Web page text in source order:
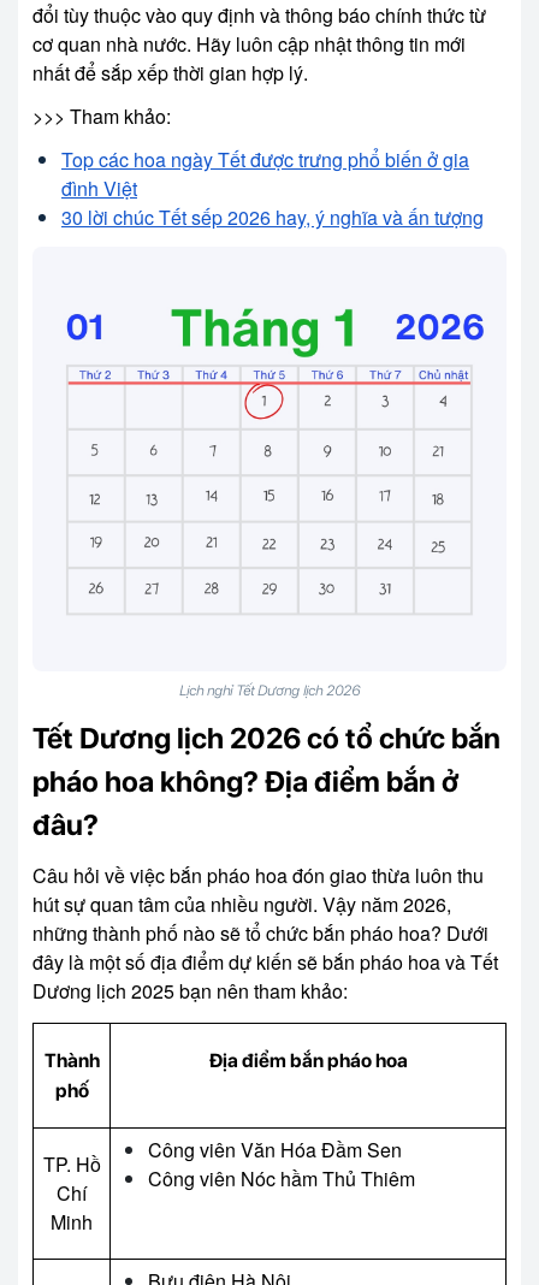
đổi tùy thuộc vào quy định và thông báo chính thức từ
cơ quan nhà nước. Hãy luôn cập nhật thông tin mới
nhất để sắp xếp thời gian hợp lý.
>>> Tham khảo:
Top các hoa ngày Tết được trưng phổ biến ở gia
đình Việt
30 lời chúc Tết sếp 2026 hay, ý nghĩa và ấn tượng
Lịch nghỉ Tết Dương lịch 2026
Tết Dương lịch 2026 có tổ chức bắn
pháo hoa không? Địa điểm bắn ở
đâu?
Câu hỏi về việc bắn pháo hoa đón giao thừa luôn thu
hút sự quan tâm của nhiều người. Vậy năm 2026,
những thành phố nào sẽ tổ chức bắn pháo hoa? Dưới
đây là một số địa điểm dự kiến sẽ bắn pháo hoa và Tết
Dương lịch 2025 bạn nên tham khảo:
Thành
phố
Địa điểm bắn pháo hoa
TP. Hồ
Chí
Minh
Công viên Văn Hóa Đầm Sen
Công viên Nóc hầm Thủ Thiêm